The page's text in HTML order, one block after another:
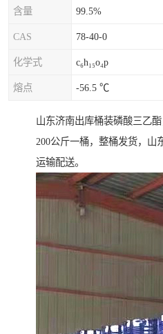
含量 99.5%
CAS 78-40-0
化学式 c₆h₁₅o₄p
熔点 -56.5 ℃
山东济南出库桶装磷酸三乙酯
200公斤一桶，整桶发货，山
运输配送。